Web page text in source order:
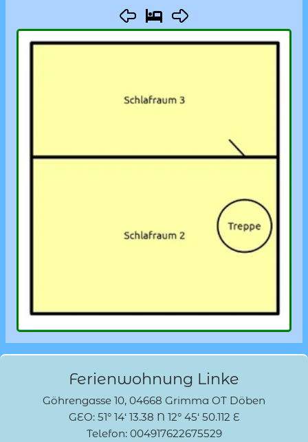
Ferienwohnung Linke
Göhrengasse 10, 04668 Grimma OT Döben
GEO: 51° 14‘ 13.38 N 12° 45‘ 50.112 E
Telefon: 004917622675529